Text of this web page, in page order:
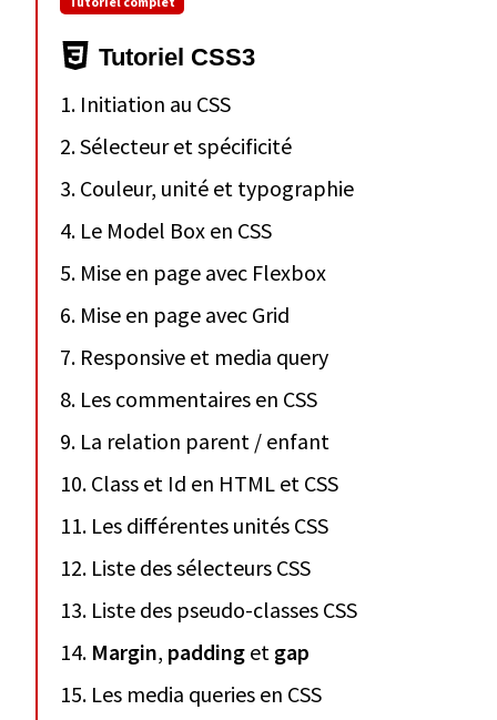
Tutoriel CSS3
1. Initiation au CSS
2. Sélecteur et spécificité
3. Couleur, unité et typographie
4. Le Model Box en CSS
5. Mise en page avec Flexbox
6. Mise en page avec Grid
7. Responsive et media query
8. Les commentaires en CSS
9. La relation parent / enfant
10. Class et Id en HTML et CSS
11. Les différentes unités CSS
12. Liste des sélecteurs CSS
13. Liste des pseudo-classes CSS
14. Margin, paddinget gap
15. Les media queries en CSS